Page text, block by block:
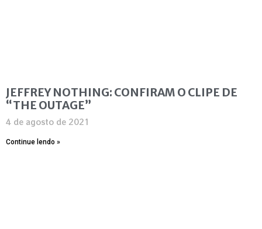
JEFFREY NOTHING: CONFIRAM O CLIPE DE
“THE OUTAGE”
4 de agosto de 2021
Continue lendo »